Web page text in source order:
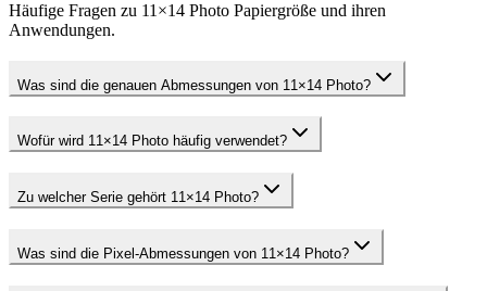
Häufige Fragen zu 11×14 Photo Papiergröße und ihren
Anwendungen.
Was sind die genauen Abmessungen von 11×14 Photo?
Wofür wird 11×14 Photo häufig verwendet?
Zu welcher Serie gehört 11×14 Photo?
Was sind die Pixel-Abmessungen von 11×14 Photo?